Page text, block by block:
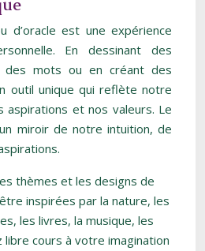
d’oracle est une expérience
En dessinant des
des mots ou en créant des
outil unique qui reflète notre
aspirations et nos valeurs. Le
miroir de notre intuition, de
thèmes et les designs de
inspirées par la nature, les
les livres, la musique, les
libre cours à votre imagination